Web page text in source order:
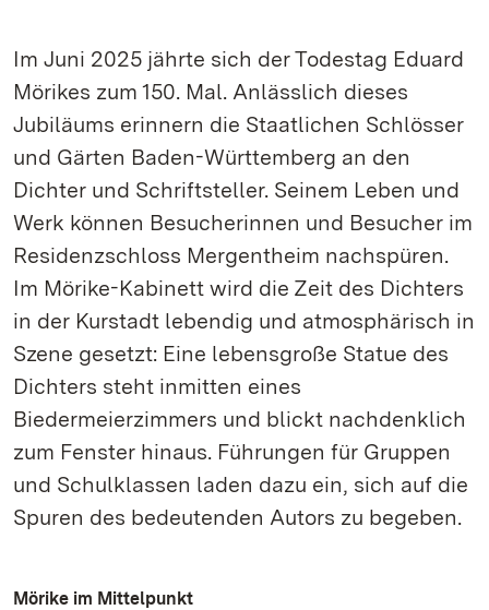
Im Juni 2025 jährte sich der Todestag Eduard
Mörikes zum 150. Mal. Anlässlich dieses
Jubiläums erinnern die Staatlichen Schlösser
und Gärten Baden-Württemberg an den
Dichter und Schriftsteller. Seinem Leben und
Werk können Besucherinnen und Besucher im
Residenzschloss Mergentheim nachspüren.
Im Mörike-Kabinett wird die Zeit des Dichters
in der Kurstadt lebendig und atmosphärisch in
Szene gesetzt: Eine lebensgroße Statue des
Dichters steht inmitten eines
Biedermeierzimmers und blickt nachdenklich
zum Fenster hinaus. Führungen für Gruppen
und Schulklassen laden dazu ein, sich auf die
Spuren des bedeutenden Autors zu begeben.
Mörike im Mittelpunkt